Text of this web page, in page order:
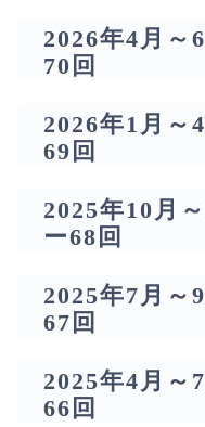
2026年4月～
70回
2026年1月～
69回
2025年10月
ー68回
2025年7月～
67回
2025年4月～
66回